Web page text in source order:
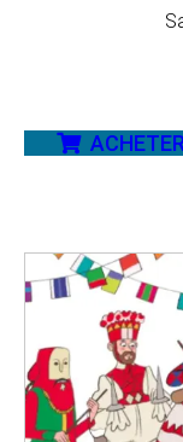
ACHETER